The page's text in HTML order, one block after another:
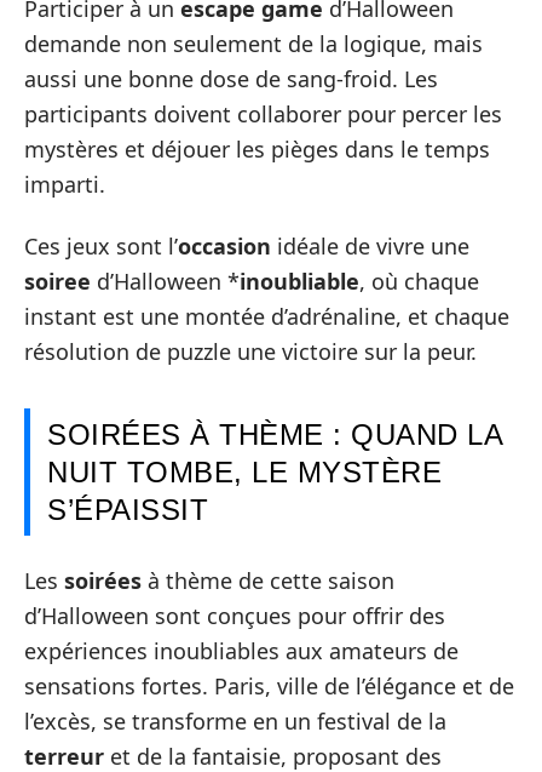
Participer à un escape game d’Halloween
demande non seulement de la logique, mais
aussi une bonne dose de sang-froid. Les
participants doivent collaborer pour percer les
mystères et déjouer les pièges dans le temps
imparti.
Ces jeux sont l’occasion idéale de vivre une
soiree d’Halloween *inoubliable, où chaque
instant est une montée d’adrénaline, et chaque
résolution de puzzle une victoire sur la peur.
SOIRÉES À THÈME : QUAND LA
NUIT TOMBE, LE MYSTÈRE
S’ÉPAISSIT
Les soirées à thème de cette saison
d’Halloween sont conçues pour offrir des
expériences inoubliables aux amateurs de
sensations fortes. Paris, ville de l’élégance et de
l’excès, se transforme en un festival de la
terreur et de la fantaisie, proposant des